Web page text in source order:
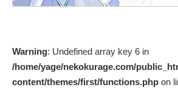
Warning: Undefined array key 6 in
/home/yage/nekokurage.com/
content/themes/first/functions.php on